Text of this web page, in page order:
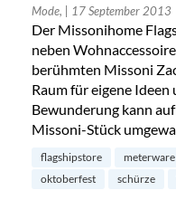
Mode, | 17 September 2013
Der Missonihome
neben
berühmten Missoni
Raum für eigene
Bewunderung kann
Missoni-Stück
flagshipstore
oktoberfest
schürze